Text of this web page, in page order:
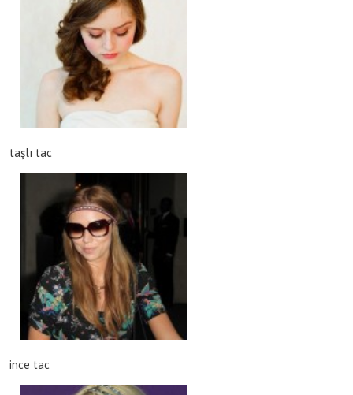
taşlı tac
ince tac